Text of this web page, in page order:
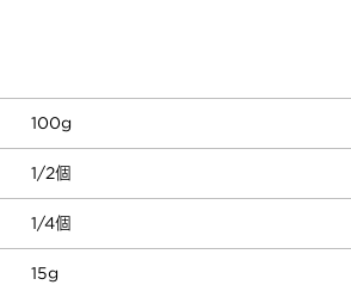
100g
1/2個
1/4個
15g